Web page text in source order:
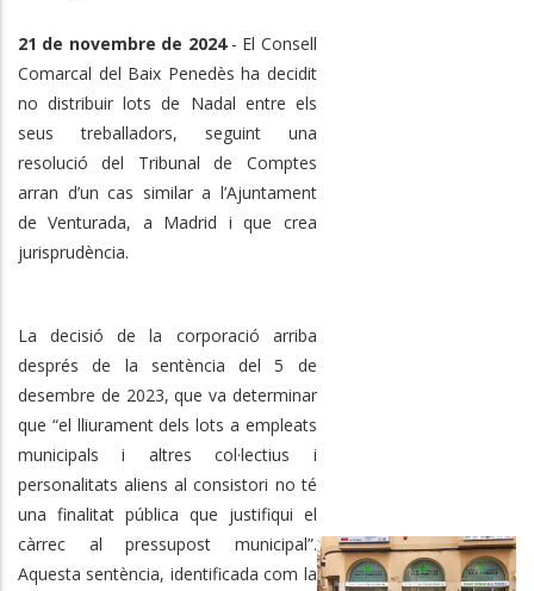
21 de novembre de 2024- El Consell
Comarcal del Baix Penedès ha decidit
no distribuir lots de Nadal entre els
seus treballadors, seguint una
resolució del Tribunal de Comptes
arran d’un cas similar a l’Ajuntament
de Venturada, a Madrid i que crea
jurisprudència.
La decisió de la corporació arriba
després de la sentència del 5 de
desembre de 2023, que va determinar
que “el lliurament dels lots a empleats
municipals i altres col·lectius i
personalitats aliens al consistori no té
una finalitat pública que justifiqui el
càrrec al pressupost municipal”.
Aquesta sentència, identificada com la